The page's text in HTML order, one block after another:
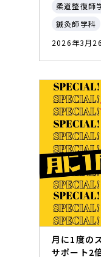
柔道整復師
鍼灸師学科
2026年3月
月に1度の
サポート2